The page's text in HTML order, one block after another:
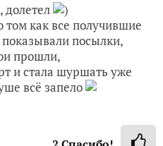
долетел
)
том как все получившие
посылки,
прошли,
и стала шуршать уже
всё запело